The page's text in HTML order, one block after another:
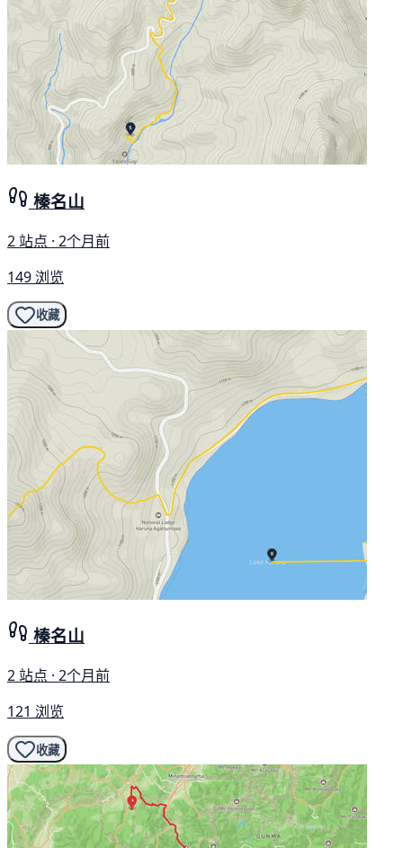
榛名山
2 站点 · 2个月前
149 浏览
收藏
榛名山
2 站点 · 2个月前
121 浏览
收藏